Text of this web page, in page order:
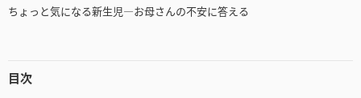
ちょっと気になる新生児―お母さんの不安に答える
目次